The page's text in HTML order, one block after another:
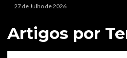
27 de Julho de 2026
Artigos por